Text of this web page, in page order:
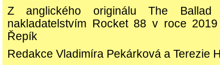
Z anglického originálu The
nakladatelstvím Rocket 88 v roce
Řepík
Redakce Vladimíra Pekárková a Terezie